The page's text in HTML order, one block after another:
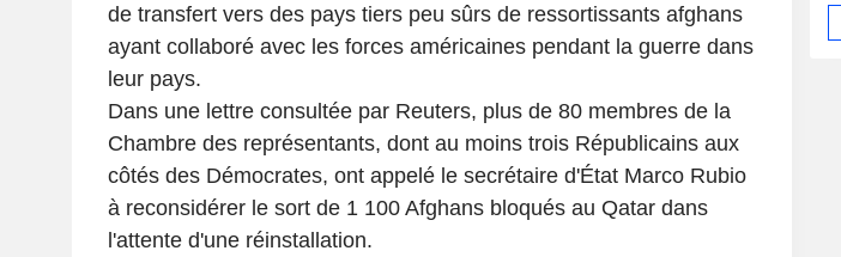
de transfert vers des pays tiers peu sûrs de ressortissants afghans
ayant collaboré avec les forces américaines pendant la guerre dans
leur pays.
Dans une lettre consultée par Reuters, plus de 80 membres de la
Chambre des représentants, dont au moins trois Républicains aux
côtés des Démocrates, ont appelé le secrétaire d'État Marco Rubio
à reconsidérer le sort de 1 100 Afghans bloqués au Qatar dans
l'attente d'une réinstallation.